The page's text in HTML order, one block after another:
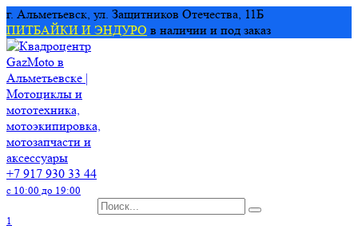
Перейти
к
содержанию
г. Альметьевск, ул. Защитников Отечества, 11Б
ПИТБАЙКИ И ЭНДУРО в наличии и под заказ
+7 917 930 33 44
с 10:00 до 19:00
Search
1